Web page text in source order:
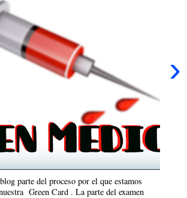
›
parte del proceso por el que estamos
Green Card . La parte del examen